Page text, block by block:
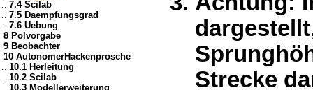
.. 7.4 Scilab
.. 7.5 Daempfungsgrad
.. 7.6 Uebung
8 Polvorgabe
9 Beobachter
10 AutonomerHackenprosche
.. 10.1 Herleitung
.. 10.2 Scilab
.. 10.3 Modellerweiterung
Strecke